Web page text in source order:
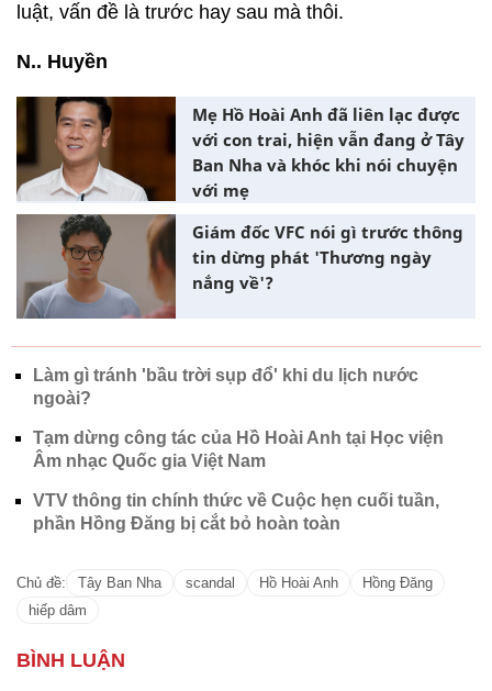
luật, vấn đề là trước hay sau mà thôi.
N.. Huyền
Mẹ Hồ Hoài Anh đã liên lạc được
với con trai, hiện vẫn đang ở Tây
Ban Nha và khóc khi nói chuyện
với mẹ
Giám đốc VFC nói gì trước thông
tin dừng phát 'Thương ngày
nắng về'?
Làm gì tránh 'bầu trời sụp đổ' khi du lịch nước
ngoài?
Tạm dừng công tác của Hồ Hoài Anh tại Học viện
Âm nhạc Quốc gia Việt Nam
VTV thông tin chính thức về Cuộc hẹn cuối tuần,
phần Hồng Đăng bị cắt bỏ hoàn toàn
Chủ đề: Tây Ban Nha scandal Hồ Hoài Anh
Hồng Đăng
hiếp dâm